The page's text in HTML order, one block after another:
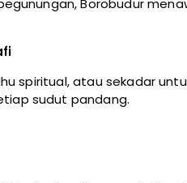
Borobudur
spiritual, atau sekadar
sudut pandang.